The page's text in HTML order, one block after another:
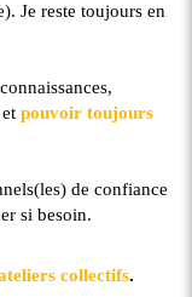
Je reste toujours en
pouvoir toujours
de confiance
si besoin.
collectifs.